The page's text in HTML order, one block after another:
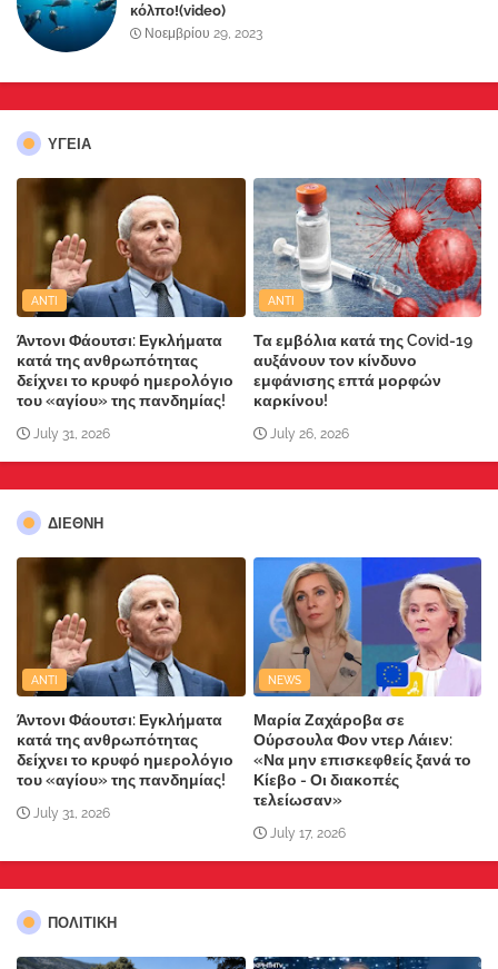
κόλπο!(video)
Νοεμβρίου 29, 2023
ΥΓΕΙΑ
ANTI
Άντονι Φάουτσι: Εγκλήματα
κατά της ανθρωπότητας
δείχνει το κρυφό ημερολόγιο
του «αγίου» της πανδημίας!
July 31, 2026
ANTI
Τα εμβόλια κατά της Covid-19
αυξάνουν τον κίνδυνο
εμφάνισης επτά μορφών
καρκίνου!
July 26, 2026
ΔΙΕΘΝΗ
ANTI
Άντονι Φάουτσι: Εγκλήματα
κατά της ανθρωπότητας
δείχνει το κρυφό ημερολόγιο
του «αγίου» της πανδημίας!
July 31, 2026
NEWS
Μαρία Ζαχάροβα σε
Ούρσουλα Φον ντερ Λάιεν:
«Να μην επισκεφθείς ξανά το
Κίεβο - Οι διακοπές
τελείωσαν»
July 17, 2026
ΠΟΛΙΤΙΚΗ